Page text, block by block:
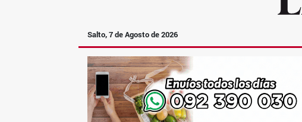
Salto, 7 de Agosto de 2026